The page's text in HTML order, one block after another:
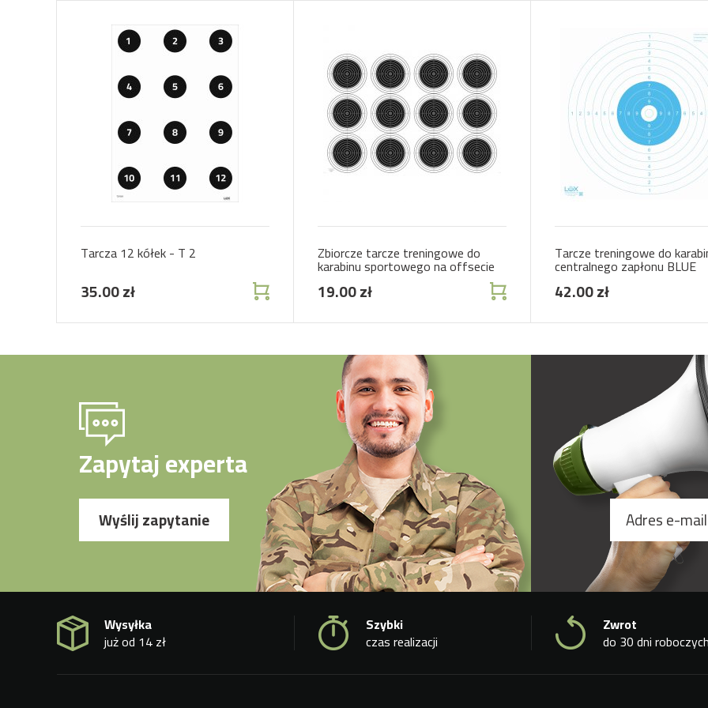
Tarcza 12 kółek - T 2
35.00 zł
Zbiorcze tarcze treningowe do
karabinu sportowego na offsecie
19.00 zł
Tarcze treningowe do
centralnego zapłonu BLUE
42.00 zł
Zapytaj experta
Wyślij zapytanie
Wysyłka
już od 14 zł
Szybki
czas realizacji
Zwrot
do 30 dni